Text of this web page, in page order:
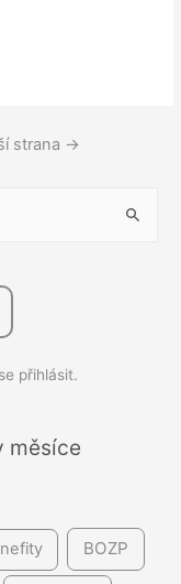
strana →
přihlásit.
měsíce
BOZP